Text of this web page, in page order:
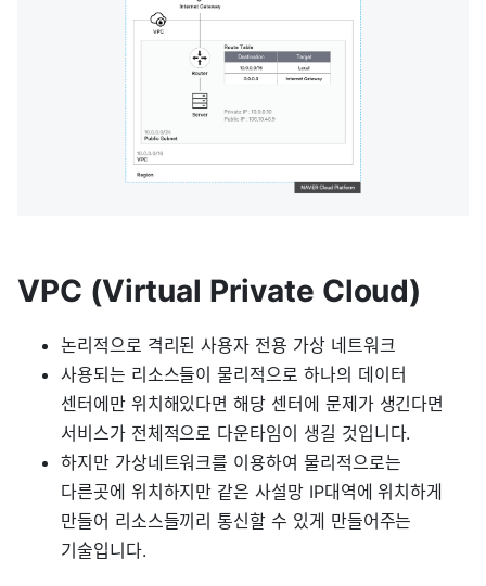
VPC (Virtual Private Cloud)
논리적으로 격리된 사용자 전용 가상 네트워크
사용되는 리소스들이 물리적으로 하나의 데이터
센터에만 위치해있다면 해당 센터에 문제가 생긴다면
서비스가 전체적으로 다운타임이 생길 것입니다.
하지만 가상네트워크를 이용하여 물리적으로는
다른곳에 위치하지만 같은 사설망 IP대역에 위치하게
만들어 리소스들끼리 통신할 수 있게 만들어주는
기술입니다.